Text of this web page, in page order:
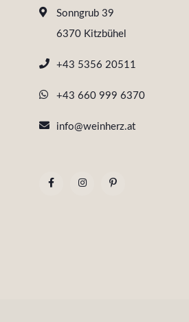
Sonngrub 39
6370 Kitzbühel
+43 5356 20511
+43 660 999 6370
info@weinherz.at